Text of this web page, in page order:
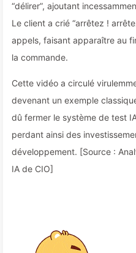
“délirer”, ajoutant
Le client a crié “arrêtez !
appels, faisant apparaître au
la commande.
Cette vidéo a circulé
devenant un exemple
dû fermer le système de test
perdant ainsi des
développement. [Source :
IA de CIO]